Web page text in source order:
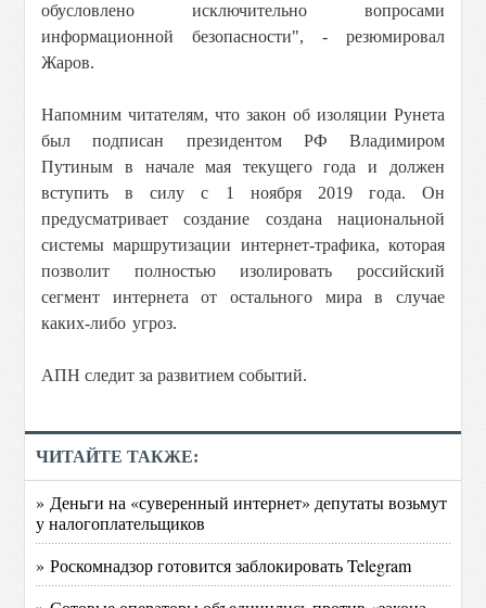
обусловлено исключительно вопросами
информационной безопасности", - резюмировал
Жаров.
Напомним читателям, что закон об изоляции Рунета
был подписан президентом РФ Владимиром
Путиным в начале мая текущего года и должен
вступить в силу с 1 ноября 2019 года. Он
предусматривает создание создана национальной
системы маршрутизации интернет-трафика, которая
позволит полностью изолировать российский
сегмент интернета от остального мира в случае
каких-либо угроз.
АПН следит за развитием событий.
ЧИТАЙТЕ ТАКЖЕ:
» Деньги на «суверенный интернет» депутаты возьмут
у налогоплательщиков
» Роскомнадзор готовится заблокировать Telegram